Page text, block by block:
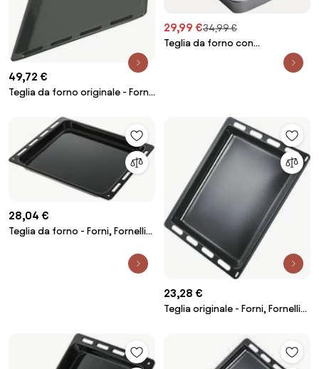
49,72 €
Teglia da forno originale - Forni,
2609904242002328164
29,99 €34,99 €
Teglia da forno con
rivestimento antiaderente
28,04 €
Teglia da forno - Forni, Fornelli
23,28 €
Teglia originale - Forni, Fornelli
2962223663946904145